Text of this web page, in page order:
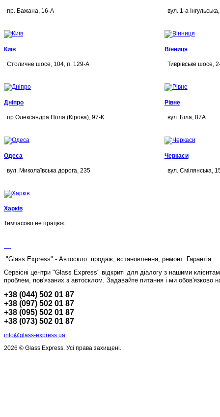
пр. Бажана, 16-А
Київ
Столичне шосе, 104, п. 129-А
Дніпро
пр.Олександра Поля (Кірова), 97-К
Одеса
вул. Миколаївська дорога, 235
Харків
Тимчасово не працює
вул. 1-а
Вінниця
Тиврівське шосе,
Рівне
вул. Біла, 87А
Черкаси
вул. Смілянська,
"Glass Express" - Автоскло: продаж, встановлення, ремонт. Гарантія.
Сервісні центри "Glass Express" відкриті для діалогу з нашими
проблем, пов'язаних з автосклом. Задавайте питання і ми обов'язково
+38 (044) 502 01 87
+38 (097) 502 01 87
+38 (095) 502 01 87
+38 (073) 502 01 87
info@glass-express.ua
2026 © Glass Express. Усі права захищені.